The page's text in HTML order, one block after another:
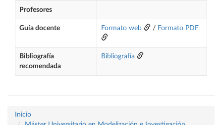
Profesores
Guía docente Formato web / Formato PDF
Bibliografía
recomendada
Bibliografía
Inicio